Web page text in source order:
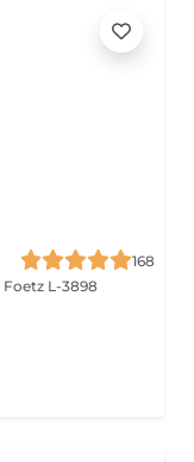
168
Foetz L-3898